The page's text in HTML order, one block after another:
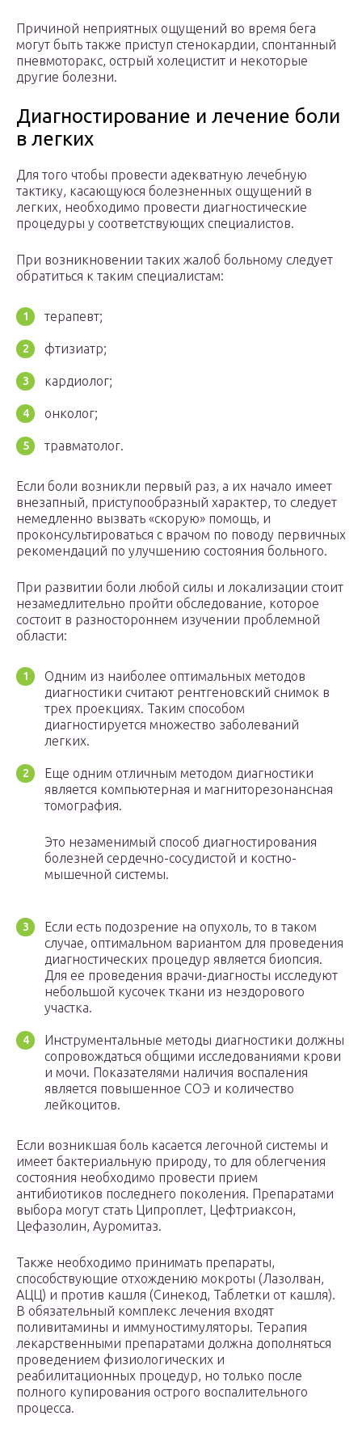
Причиной неприятных ощущений во время бега
могут быть также приступ стенокардии, спонтанный
пневмоторакс, острый холецистит и некоторые
другие болезни.
Диагностирование и лечение боли
в легких
Для того чтобы провести адекватную лечебную
тактику, касающуюся болезненных ощущений в
легких, необходимо провести диагностические
процедуры у соответствующих специалистов.
При возникновении таких жалоб больному следует
обратиться к таким специалистам:
терапевт;
фтизиатр;
кардиолог;
онколог;
травматолог.
Если боли возникли первый раз, а их начало имеет
внезапный, приступообразный характер, то следует
немедленно вызвать «скорую» помощь, и
проконсультироваться с врачом по поводу первичных
рекомендаций по улучшению состояния больного.
При развитии боли любой силы и локализации стоит
незамедлительно пройти обследование, которое
состоит в разностороннем изучении проблемной
области:
Одним из наиболее оптимальных методов
диагностики считают рентгеновский снимок в
трех проекциях. Таким способом
диагностируется множество заболеваний
легких.
Еще одним отличным методом диагностики
является компьютерная и магниторезонансная
томография.
Это незаменимый способ диагностирования
болезней сердечно-сосудистой и костно-
мышечной системы.
Если есть подозрение на опухоль, то в таком
случае, оптимальном вариантом для проведения
диагностических процедур является биопсия.
Для ее проведения врачи-диагносты исследуют
небольшой кусочек ткани из нездорового
участка.
Инструментальные методы диагностики должны
сопровождаться общими исследованиями крови
и мочи. Показателями наличия воспаления
является повышенное СОЭ и количество
лейкоцитов.
Если возникшая боль касается легочной системы и
имеет бактериальную природу, то для облегчения
состояния необходимо провести прием
антибиотиков последнего поколения. Препаратами
выбора могут стать Ципроплет, Цефтриаксон,
Цефазолин, Ауромитаз.
Также необходимо принимать препараты,
способствующие отхождению мокроты (Лазолван,
АЦЦ) и против кашля (Синекод, Таблетки от кашля).
В обязательный комплекс лечения входят
поливитамины и иммуностимуляторы. Терапия
лекарственными препаратами должна дополняться
проведением физиологических и
реабилитационных процедур, но только после
полного купирования острого воспалительного
процесса.